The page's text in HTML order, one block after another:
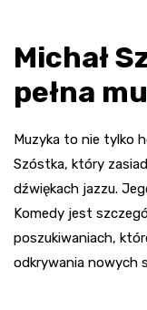
Michał
pełna
Muzyka to nie tylko
Szóstka, który
dźwiękach jazzu.
Komedy jest
poszukiwaniach,
odkrywania nowych